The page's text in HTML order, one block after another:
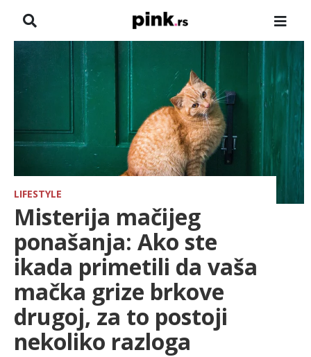
HRONIKA
FARMERI
TV
SPORT
LIFESTYLE
LIFESTYLE
Misterija mačijeg
ponašanja: Ako ste
ikada primetili da vaša
mačka grize brkove
drugoj, za to postoji
nekoliko razloga